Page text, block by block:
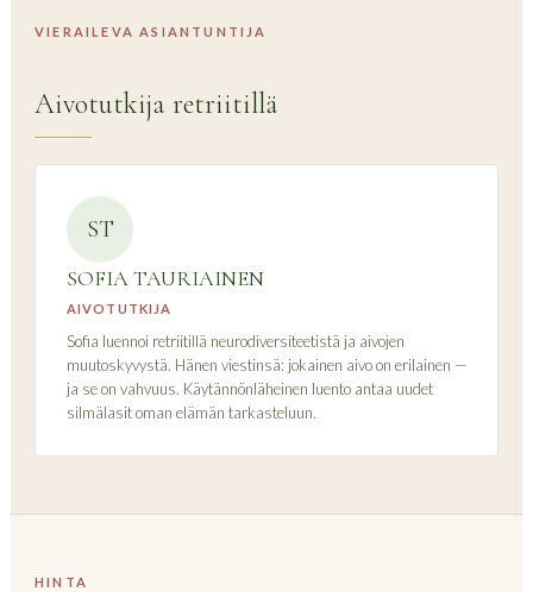
VIERAILEVA ASIANTUNTIJA
Aivotutkija retriitillä
ST
SOFIA TAURIAINEN
AIVOTUTKIJA
Sofia luennoi retriitillä neurodiversiteetistä ja aivojen
muutoskyvystä. Hänen viestinsä: jokainen aivo on erilainen —
ja se on vahvuus. Käytännönläheinen luento antaa uudet
silmälasit oman elämän tarkasteluun.
HINTA